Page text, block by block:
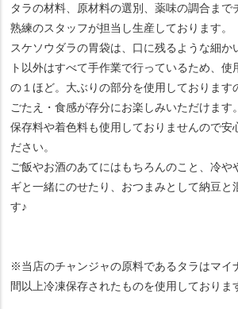
タラの材料、原材料の選別、薬味の調合まで
熟練のスタッフが担当し生産しております。
スケソウダラの胃袋は、口に残るような細か
ト以外はすべて手作業で行っているため、
の１ほど。大ぶりの部分を使用しております
ごたえ・食感が存分にお楽しみいただけます。
保存料や着色料も使用しておりませんので安
ださい。
ご飯やお酒のあてにはもちろんのこと、冷や
ギと一緒にのせたり、おつまみとして納豆と
す♪
※当店のチャンジャの原料であるタラはマイ
間以上冷凍保存されたものを使用しておりま